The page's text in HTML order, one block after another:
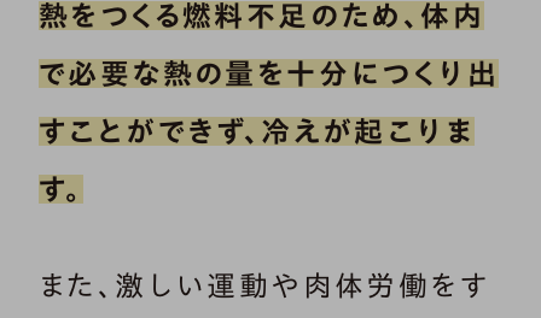
熱をつくる燃料不足のため、体内
で必要な熱の量を十分につくり出
すことができず、冷えが起こりま
す。
また、激しい運動や肉体労働をす